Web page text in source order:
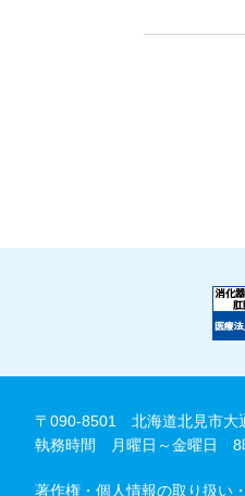
〒090-8501 北海道北見市大
執務時間 月曜日～金曜日 8
著作権・個人情報の取り扱い